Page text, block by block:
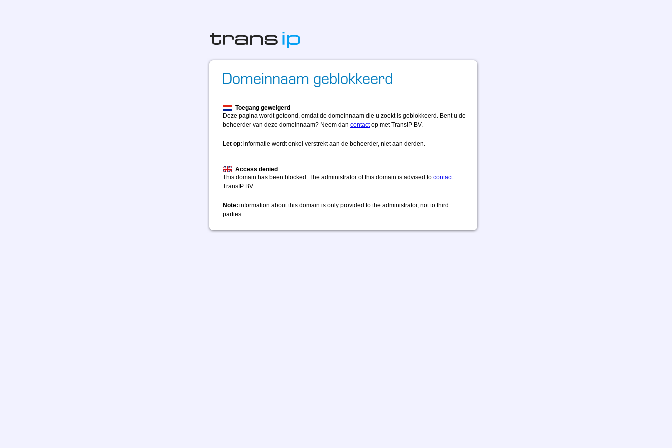
Toegang geweigerd
Deze pagina wordt getoond, omdat de domeinnaam die u zoekt is geblokkeerd. Bent u de
beheerder van deze domeinnaam? Neem dan contactop met TransIP BV.
Let op: informatie wordt enkel verstrekt aan de beheerder, niet aan derden.
Access denied
This domain has been blocked. The administrator of this domain is advised to contact
TransIP BV.
Note: information about this domain is only provided to the administrator, not to third
parties.